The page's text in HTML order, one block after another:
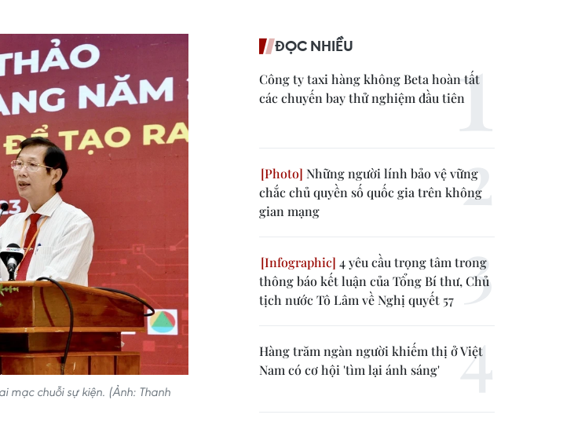
mạc chuỗi sự kiện. (Ảnh: Thanh
ĐỌC NHIỀU
Công ty taxi hàng không Beta hoàn tất
các chuyến bay thử nghiệm đầu tiên
Những người lính bảo vệ vững
chắc chủ quyền số quốc gia trên không
gian mạng
4 yêu cầu trọng tâm trong
thông báo kết luận của Tổng Bí thư, Chủ
tịch nước Tô Lâm về Nghị quyết 57
Hàng trăm ngàn người khiếm thị ở Việt
Nam có cơ hội 'tìm lại ánh sáng'